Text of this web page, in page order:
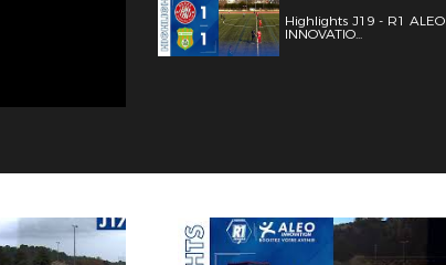
Highlights J19 - R1 ALEO
INNOVATIO...